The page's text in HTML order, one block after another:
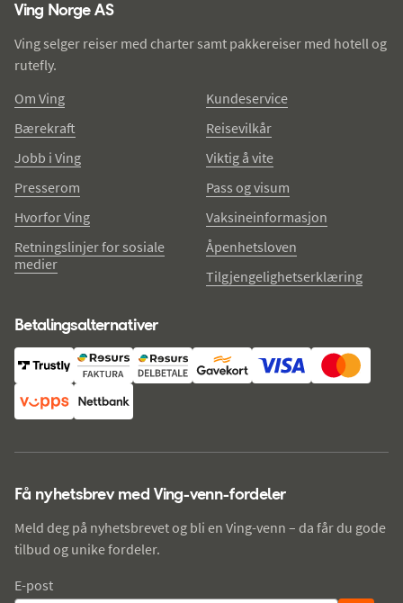
Ving Norge AS
Ving selger reiser med charter samt pakkereiser med hotell og
rutefly.
Om Ving
Bærekraft
Jobb i Ving
Presserom
Hvorfor Ving
Retningslinjer for sosiale
medier
Kundeservice
Reisevilkår
Viktig å vite
Pass og visum
Vaksineinformasjon
Åpenhetsloven
Tilgjengelighetserklæring
Betalingsalternativer
Få nyhetsbrev med Ving-venn-fordeler
Meld deg på nyhetsbrevet og bli en Ving-venn – da får du gode
tilbud og unike fordeler.
E-post